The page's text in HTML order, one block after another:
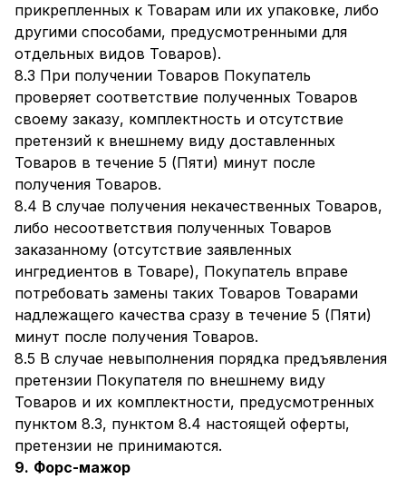
прикрепленных к Товарам или их упаковке, либо
другими способами, предусмотренными для
отдельных видов Товаров).
8.3 При получении Товаров Покупатель
проверяет соответствие полученных Товаров
своему заказу, комплектность и отсутствие
претензий к внешнему виду доставленных
Товаров в течение 5 (Пяти) минут после
получения Товаров.
8.4 В случае получения некачественных Товаров,
либо несоответствия полученных Товаров
заказанному (отсутствие заявленных
ингредиентов в Товаре), Покупатель вправе
потребовать замены таких Товаров Товарами
надлежащего качества сразу в течение 5 (Пяти)
минут после получения Товаров.
8.5 В случае невыполнения порядка предъявления
претензии Покупателя по внешнему виду
Товаров и их комплектности, предусмотренных
пунктом 8.3, пунктом 8.4 настоящей оферты,
претензии не принимаются.
9. Форс-мажор